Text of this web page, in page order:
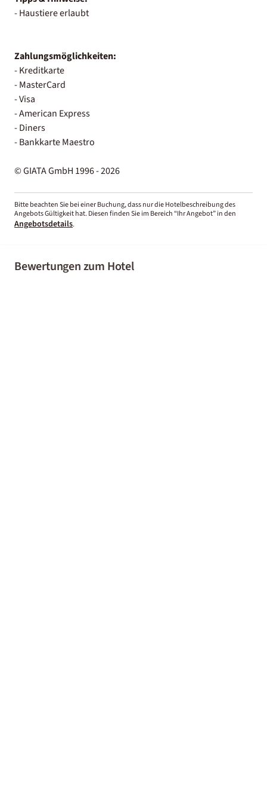
- Haustiere erlaubt
Zahlungsmöglichkeiten:
- Kreditkarte
- MasterCard
- Visa
- American Express
- Diners
- Bankkarte Maestro
© GIATA GmbH 1996 - 2026
Bitte beachten Sie bei einer Buchung, dass nur die Hotelbeschreibung des
Angebots Gültigkeit hat. Diesen finden Sie im Bereich “Ihr Angebot” in den
Angebotsdetails.
Bewertungen zum Hotel